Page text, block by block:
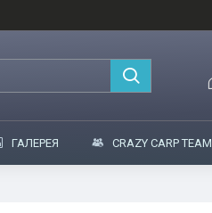
ГАЛЕРЕЯ CRAZY CARP TEAM